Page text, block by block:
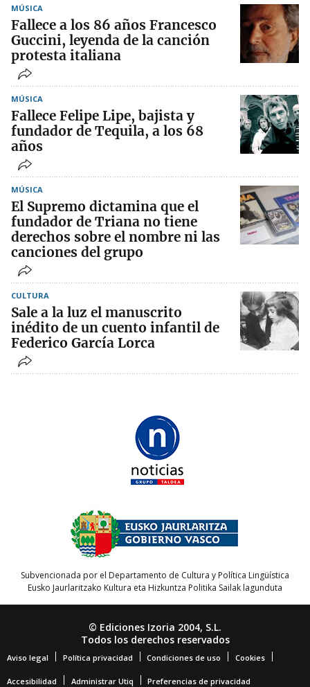
MÚSICA
Fallece a los 86 años Francesco
Guccini, leyenda de la canción
protesta italiana
MÚSICA
Fallece Felipe Lipe, bajista y
fundador de Tequila, a los 68
años
MÚSICA
El Supremo dictamina que el
fundador de Triana no tiene
derechos sobre el nombre ni las
canciones del grupo
CULTURA
Sale a la luz el manuscrito
inédito de un cuento infantil de
Federico García Lorca
Subvencionada por el Departamento de Cultura y Política Lingüística
Eusko Jaurlaritzako Kultura eta Hizkuntza Politika Sailak lagunduta
© Ediciones Izoria 2004, S.L.
Todos los derechos reservados
Aviso legal Política privacidad Condiciones de uso Cookies
Accesibilidad Administrar Utiq Preferencias de privacidad